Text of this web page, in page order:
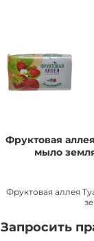
Фруктовая
мыло
Фруктовая аллея
Запросить